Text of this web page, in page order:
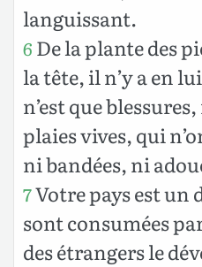
languissant.
6 De la plante des
la tête, il n’y a en
n’est que
plaies vives, qui
ni bandées, ni
7Votre pays est un
sont consumées
des étrangers le